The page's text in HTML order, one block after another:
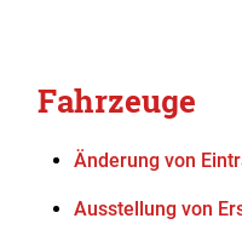
Fahrzeuge
Änderung von
Ausstellung von